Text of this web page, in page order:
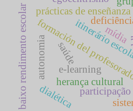
e-learning
formación del
prácticas de enseñanza
herança cultural
itinerário
baixo rendimento escolar saúde
participação
dialética
autonomia mídia